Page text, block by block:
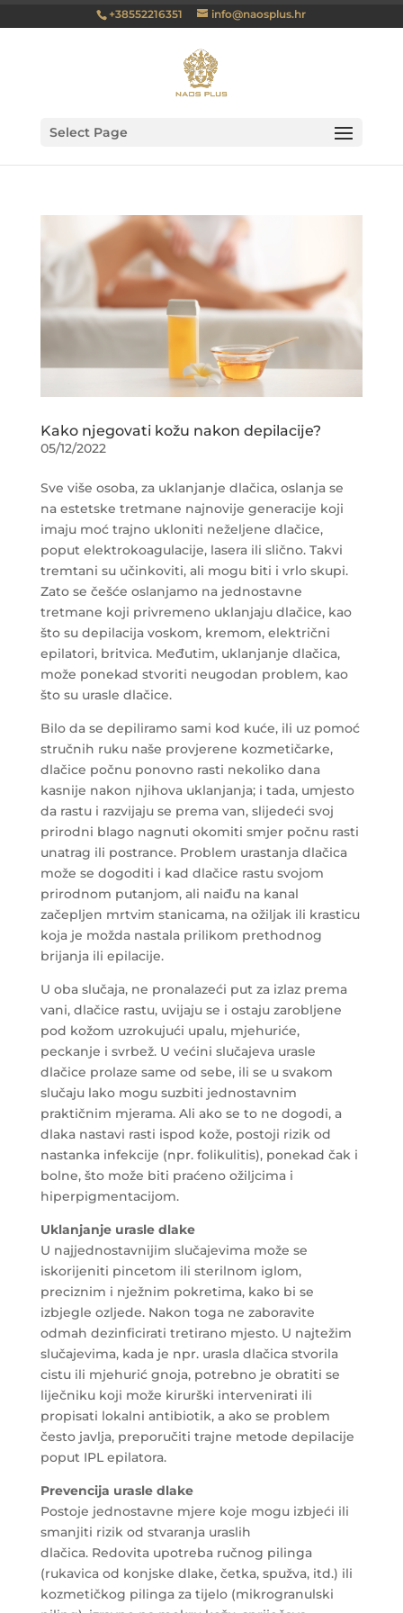
+38552216351 info@naosplus.hr
Select Page
Kako njegovati kožu nakon depilacije?
05/12/2022
Sve više osoba, za uklanjanje dlačica, oslanja se
na estetske tretmane najnovije generacije koji
imaju moć trajno ukloniti neželjene dlačice,
poput elektrokoagulacije, lasera ili slično. Takvi
tremtani su učinkoviti, ali mogu biti i vrlo skupi.
Zato se češće oslanjamo na jednostavne
tretmane koji privremeno uklanjaju dlačice, kao
što su depilacija voskom, kremom, električni
epilatori, britvica. Međutim, uklanjanje dlačica,
može ponekad stvoriti neugodan problem, kao
što su urasle dlačice.
Bilo da se depiliramo sami kod kuće, ili uz pomoć
stručnih ruku naše provjerene kozmetičarke,
dlačice počnu ponovno rasti nekoliko dana
kasnije nakon njihova uklanjanja; i tada, umjesto
da rastu i razvijaju se prema van, slijedeći svoj
prirodni blago nagnuti okomiti smjer počnu rasti
unatrag ili postrance. Problem urastanja dlačica
može se dogoditi i kad dlačice rastu svojom
prirodnom putanjom, ali naiđu na kanal
začepljen mrtvim stanicama, na ožiljak ili krasticu
koja je možda nastala prilikom prethodnog
brijanja ili epilacije.
U oba slučaja, ne pronalazeći put za izlaz prema
vani, dlačice rastu, uvijaju se i ostaju zarobljene
pod kožom uzrokujući upalu, mjehuriće,
peckanje i svrbež. U većini slučajeva urasle
dlačice prolaze same od sebe, ili se u svakom
slučaju lako mogu suzbiti jednostavnim
praktičnim mjerama. Ali ako se to ne dogodi, a
dlaka nastavi rasti ispod kože, postoji rizik od
nastanka infekcije (npr. folikulitis), ponekad čak i
bolne, što može biti praćeno ožiljcima i
hiperpigmentacijom.
Uklanjanje urasle dlake
U najjednostavnijim slučajevima može se
iskorijeniti pincetom ili sterilnom iglom,
preciznim i nježnim pokretima, kako bi se
izbjegle ozljede. Nakon toga ne zaboravite
odmah dezinficirati tretirano mjesto. U najtežim
slučajevima, kada je npr. urasla dlačica stvorila
cistu ili mjehurić gnoja, potrebno je obratiti se
liječniku koji može kirurški intervenirati ili
propisati lokalni antibiotik, a ako se problem
često javlja, preporučiti trajne metode depilacije
poput IPL epilatora.
Prevencija urasle dlake
Postoje jednostavne mjere koje mogu izbjeći ili
smanjiti rizik od stvaranja uraslih
dlačica. Redovita upotreba ručnog pilinga
(rukavica od konjske dlake, četka, spužva, itd.) ili
kozmetičkog pilinga za tijelo (mikrogranulski